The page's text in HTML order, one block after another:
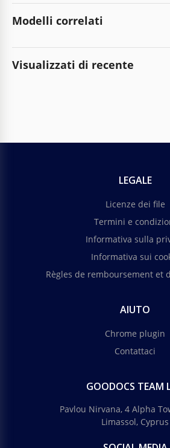
Modelli correlati
Visualizzati di recente
LEGALE
Licenze dei file
Termini e
Informativa sulla
Informativa sui
Règles de remboursement et
AIUTO
Chrome plugin
Contattaci
GOODOCS TEAM
Pavlou Nirvana, 4 Alpha
Limassol, Cyprus